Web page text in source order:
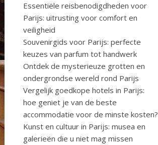
Essentiële reisbenodigdheden voor
Parijs: uitrusting voor comfort en
veiligheid
Souvenirgids voor Parijs: perfecte
keuzes van parfum tot handwerk
Ontdek de mysterieuze grotten en
ondergrondse wereld rond Parijs
Vergelijk goedkope hotels in Parijs:
hoe geniet je van de beste
accommodatie voor de minste kosten?
Kunst en cultuur in Parijs: musea en
galerieën die u niet mag missen